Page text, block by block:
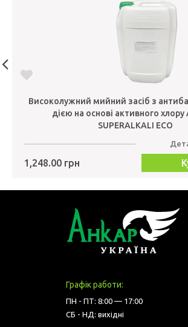
Високолужний мийний засіб з
дією на основі активного хлору
SUPERALKALI ECO
1,248.00 грн
Графік работи:
ПН - ПТ: 8:00 — 17:00
СБ - НД: вихідні